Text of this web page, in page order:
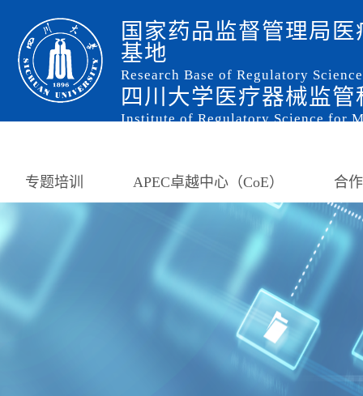
国家药品监督管理局
基地
Research Base of Regulatory
四川大学医疗器械监
Institute of Regulatory Science for
专题培训 APEC卓越中心（CoE） 合